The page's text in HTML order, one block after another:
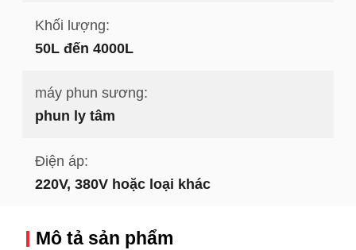
Khối lượng:
50L đến 4000L
máy phun sương:
phun ly tâm
Điện áp:
220V, 380V hoặc loại khác
Mô tả sản phẩm